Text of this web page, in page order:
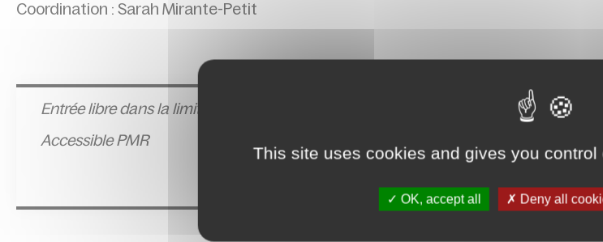
Coordination : Sarah Mirante-Petit
Entrée libre dans la limite des places disponibles,
Accessible PMR
This site uses cookies and gives you
OK, accept all Deny all